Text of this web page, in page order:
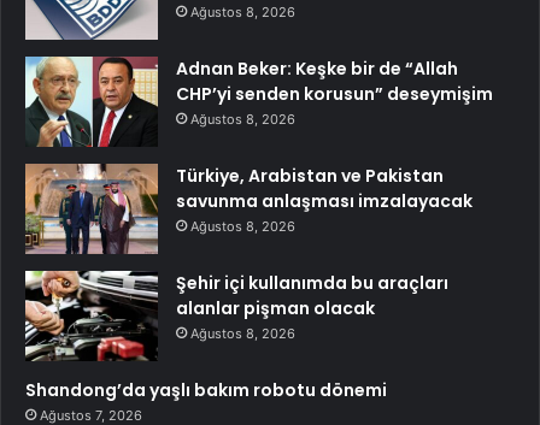
Ağustos 8, 2026
Adnan Beker: Keşke bir de “Allah
CHP’yi senden korusun” deseymişim
Ağustos 8, 2026
Türkiye, Arabistan ve Pakistan
savunma anlaşması imzalayacak
Ağustos 8, 2026
Şehir içi kullanımda bu araçları
alanlar pişman olacak
Ağustos 8, 2026
Shandong’da yaşlı bakım robotu dönemi
Ağustos 7, 2026